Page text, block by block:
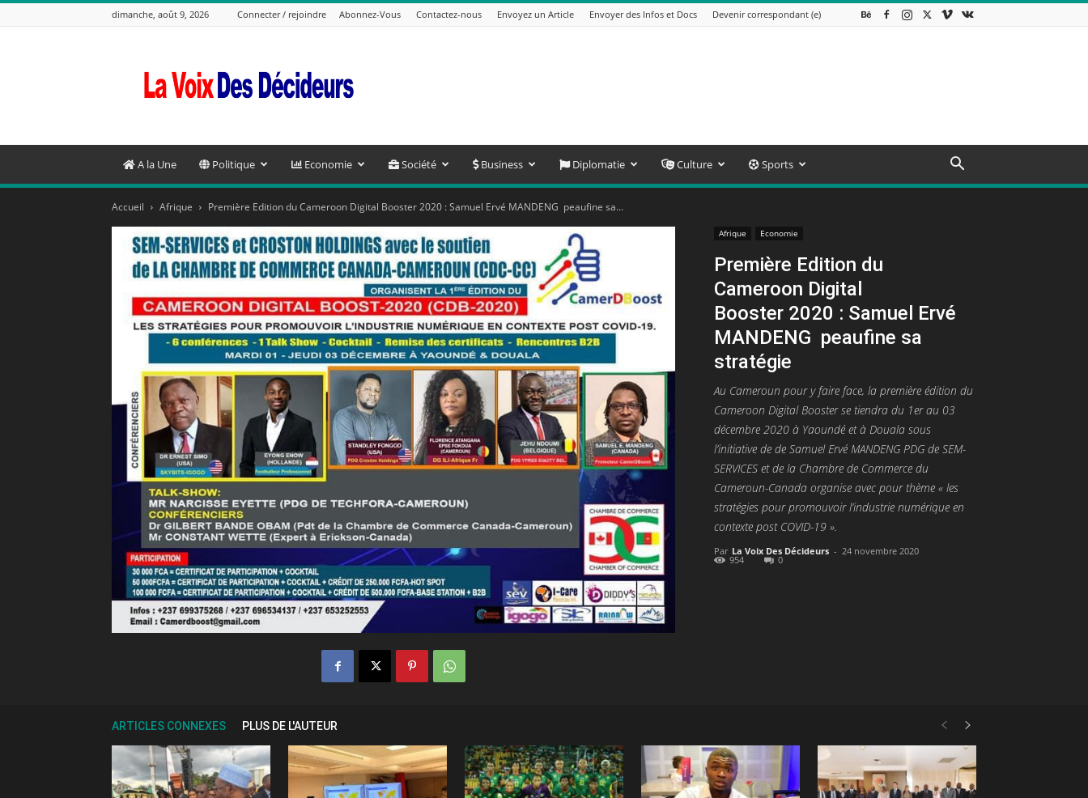
dimanche, août 9, 2026 Connecter / rejoindre Abonnez-Vous Contactez-nous Envoyez un Article Envoyer des Infos et Docs Devenir correspondant (e)
Voix
Des
A la Une Politique Economie Société Business Diplomatie Culture Sports
Accueil Afrique Première Edition du Cameroon Digital Booster 2020 : Samuel Ervé MANDENG peaufine sa...
Afrique Economie
Première Edition du
Cameroon Digital
Booster 2020 : Samuel Ervé
MANDENG peaufine sa
stratégie
Au Cameroun pour y faire face, la première édition du
Cameroon Digital Booster se tiendra du 1er au 03
décembre 2020 à Yaoundé et à Douala sous
l’initiative de de Samuel Ervé MANDENG PDG de SEM-
SERVICES et de la Chambre de Commerce du
Cameroun-Canada organise avec pour thème « les
stratégies pour promouvoir l’industrie numérique en
contexte post COVID-19 ».
Par La Voix Des Décideurs - 24 novembre 2020
954 0
ARTICLES CONNEXES PLUS DE L'AUTEUR